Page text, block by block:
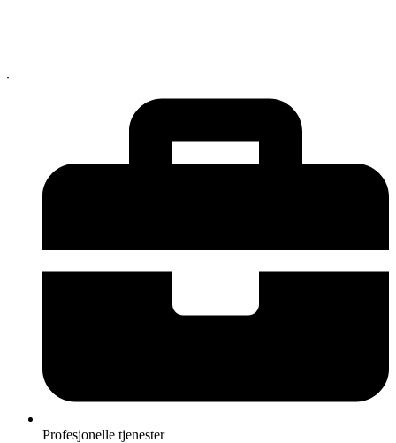
Profesjonelle tjenester